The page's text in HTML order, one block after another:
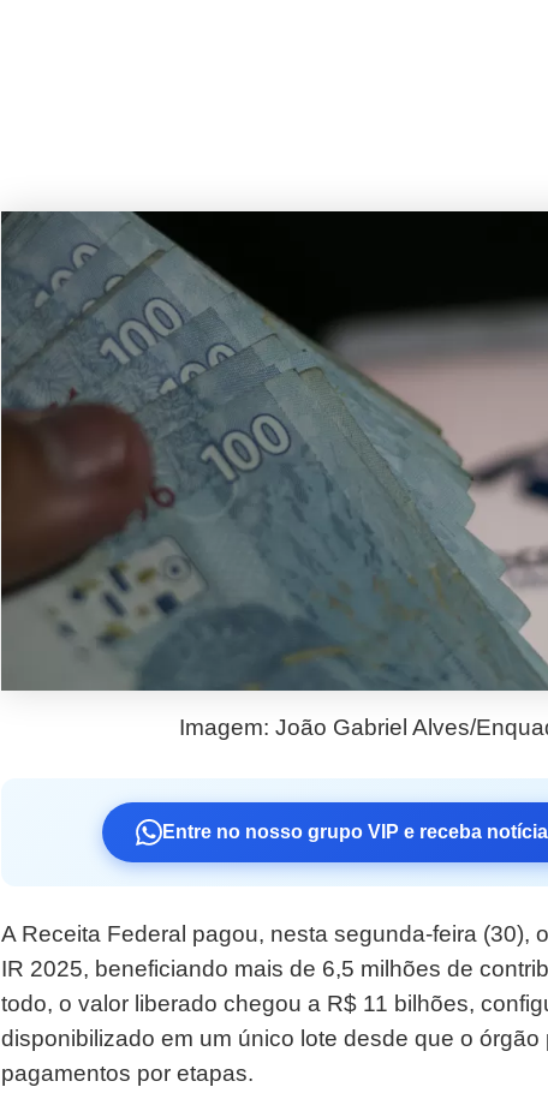
Imagem: João Gabriel Alves/
Entre no nosso grupo VIP e receba
A Receita Federal pagou, nesta segunda-feira (30),
IR 2025, beneficiando mais de 6,5 milhões de
todo, o valor liberado chegou a R$ 11 bilhões,
disponibilizado em um único lote desde que o
pagamentos por etapas.